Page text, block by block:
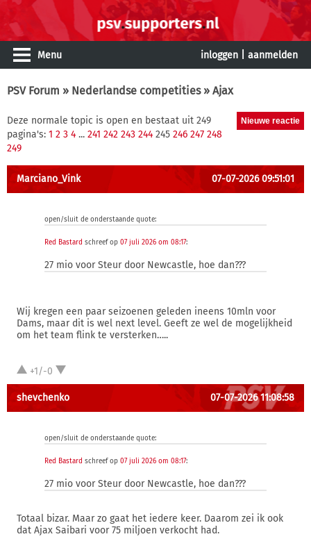
Menu inloggen aanmelden
PSV Forum » Nederlandse competities» Ajax
Deze normale topic is open en bestaat uit 249
pagina's: 1 2 3 4 ... 241 242 243 244 245 246 247 248
249
Marciano_Vink 07-07-2026 09:51:01
open/sluit de onderstaande quote:
Red Bastard schreef op 07 juli 2026 om 08:17:
27 mio voor Steur door Newcastle, hoe dan???
Wij kregen een paar seizoenen geleden ineens 10mln voor
Dams, maar dit is wel next level. Geeft ze wel de mogelijkheid
om het team flink te versterken…..
+1/-0
shevchenko 07-07-2026 11:08:58
open/sluit de onderstaande quote:
Red Bastard schreef op 07 juli 2026 om 08:17:
27 mio voor Steur door Newcastle, hoe dan???
Totaal bizar. Maar zo gaat het iedere keer. Daarom zei ik ook
dat Ajax Saibari voor 75 miljoen verkocht had.